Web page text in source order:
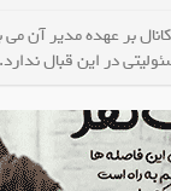
بر عهده مدیر آن
در این قبال ندارد.